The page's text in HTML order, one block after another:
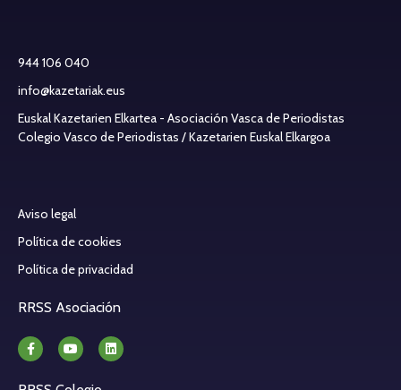
944 106 040
info@kazetariak.eus
Euskal Kazetarien Elkartea - Asociación Vasca de Periodistas
Colegio Vasco de Periodistas / Kazetarien Euskal Elkargoa
Aviso legal
Política de cookies
Política de privacidad
RRSS Asociación